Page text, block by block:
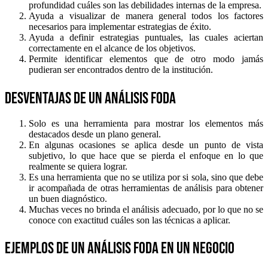
profundidad cuáles son las debilidades internas de la empresa.
Ayuda a visualizar de manera general todos los factores
necesarios para implementar estrategias de éxito.
Ayuda a definir estrategias puntuales, las cuales aciertan
correctamente en el alcance de los objetivos.
Permite identificar elementos que de otro modo jamás
pudieran ser encontrados dentro de la institución.
Desventajas de un análisis FODA
Solo es una herramienta para mostrar los elementos más
destacados desde un plano general.
En algunas ocasiones se aplica desde un punto de vista
subjetivo, lo que hace que se pierda el enfoque en lo que
realmente se quiera lograr.
Es una herramienta que no se utiliza por si sola, sino que debe
ir acompañada de otras herramientas de análisis para obtener
un buen diagnóstico.
Muchas veces no brinda el análisis adecuado, por lo que no se
conoce con exactitud cuáles son las técnicas a aplicar.
Ejemplos de un análisis FODA en un negocio